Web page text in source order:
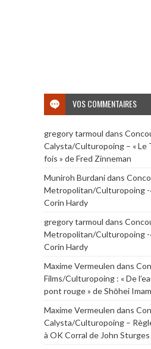
VOS COMMENTAIRES
gregory tarmoul dans
Calysta/Culturopoing – « Le
fois » de Fred Zinneman
Muniroh Burdanidans
Metropolitan/Culturopoing -
Corin Hardy
gregory tarmoul dans
Metropolitan/Culturopoing -
Corin Hardy
Maxime Vermeulen dans
Films/Culturopoing : « De
pont rouge » de Shōhei
Maxime Vermeulen dans
Calysta/Culturopoing –
à OK Corral de John Sturges